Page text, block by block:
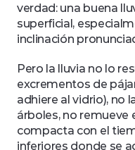
verdad: una buena
superficial,
inclinación
Pero la lluvia no lo
excrementos de
adhiere al vidrio), no
árboles, no remueve
compacta con el
inferiores donde se